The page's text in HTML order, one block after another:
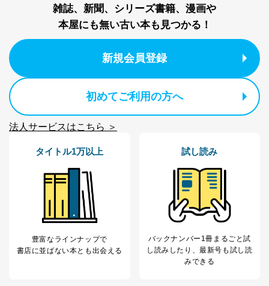
個人情報保護管理者: 経営管理グループディレクター 前
田 嘉也
２．利用目的
当社が取り扱う開示対象個人情報の利用目的は次のとお
個人情報の種類 利用目的
1 ービス等をご利用
購入商品の配送のため
商品代金回収のため
個人が特定できない形で取得した
閲覧履歴や購買履歴等の情報を分
析して、趣味・嗜好に
応じた新商品・サービスに関する
当社にお問合わせ
人情報
お問い合わせ対応、トラブル対
質向上のため
カスタマーQ＆Aサイトの投稿内容
雑誌、新聞、シリーズ書籍、漫画や
本屋にも無い古い本も見つかる！
新規会員登録
初めてご利用の方へ
法人サービスはこちら ＞
タイトル1万以上
豊富なラインナップで
書店に並ばない本とも出会える
試し読み
バックナンバー1冊まるごと試
し読み したり、最新号も試し読
みできる